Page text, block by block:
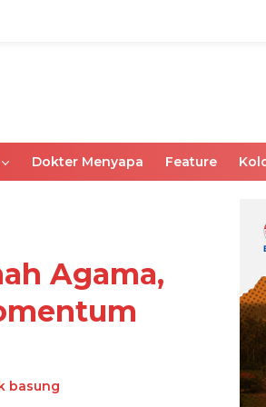
Dokter Menyapa Feature
Agama,
basung